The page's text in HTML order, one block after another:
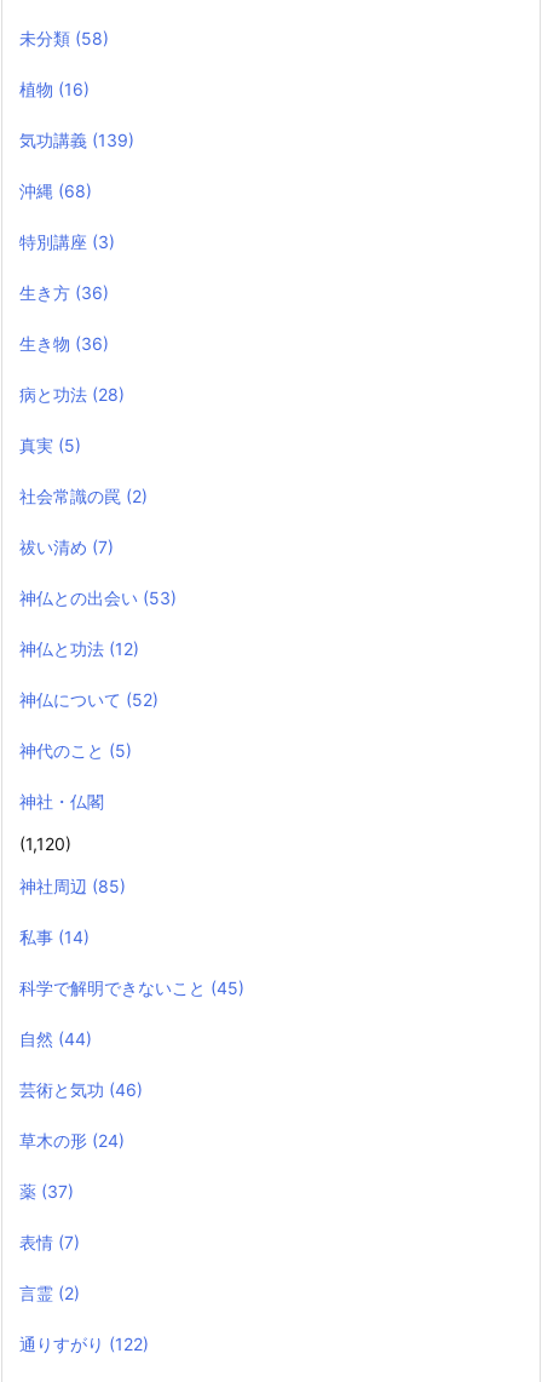
未分類 (58)
植物 (16)
気功講義 (139)
沖縄 (68)
特別講座 (3)
生き方 (36)
生き物 (36)
病と功法 (28)
真実 (5)
社会常識の罠 (2)
祓い清め (7)
神仏との出会い (53)
神仏と功法 (12)
神仏について (52)
神代のこと (5)
神社・仏閣
(1,120)
神社周辺 (85)
私事 (14)
科学で解明できないこと (45)
自然 (44)
芸術と気功 (46)
草木の形 (24)
薬 (37)
表情 (7)
言霊 (2)
通りすがり (122)